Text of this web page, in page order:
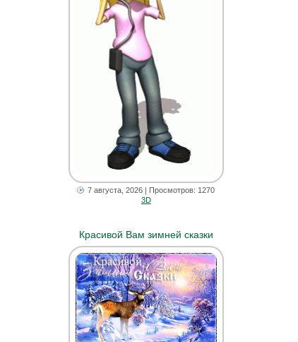
7 августа, 2026 | Просмотров: 1270
3D
Красивой Вам зимней сказки